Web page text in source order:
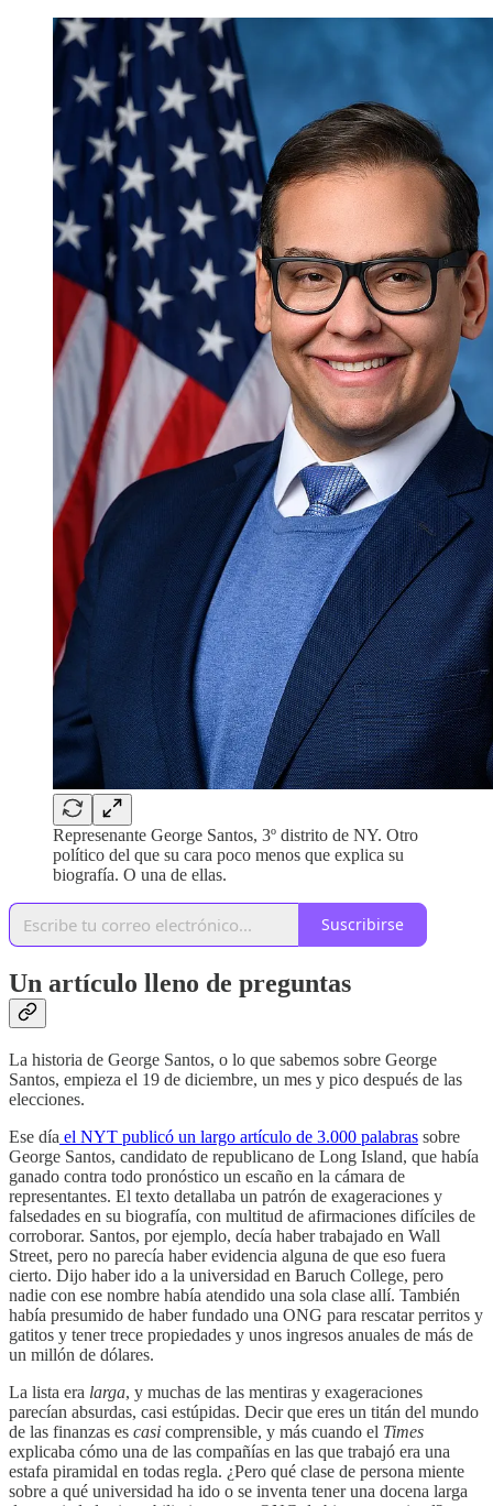
Represenante George Santos, 3º distrito de NY. Otro
político del que su cara poco menos que explica su
biografía. O una de ellas.
Suscribirse
Un artículo lleno de preguntas
La historia de George Santos, o lo que sabemos sobre George
Santos, empieza el 19 de diciembre, un mes y pico después de las
elecciones.
Ese día el NYT publicó un largo artículo de 3.000 palabras sobre
George Santos, candidato de republicano de Long Island, que había
ganado contra todo pronóstico un escaño en la cámara de
representantes. El texto detallaba un patrón de exageraciones y
falsedades en su biografía, con multitud de afirmaciones difíciles de
corroborar. Santos, por ejemplo, decía haber trabajado en Wall
Street, pero no parecía haber evidencia alguna de que eso fuera
cierto. Dijo haber ido a la universidad en Baruch College, pero
nadie con ese nombre había atendido una sola clase allí. También
había presumido de haber fundado una ONG para rescatar perritos y
gatitos y tener trece propiedades y unos ingresos anuales de más de
un millón de dólares.
La lista era larga, y muchas de las mentiras y exageraciones
parecían absurdas, casi estúpidas. Decir que eres un titán del mundo
de las finanzas es casi comprensible, y más cuando el Times
explicaba cómo una de las compañías en las que trabajó era una
estafa piramidal en todas regla. ¿Pero qué clase de persona miente
sobre a qué universidad ha ido o se inventa tener una docena larga